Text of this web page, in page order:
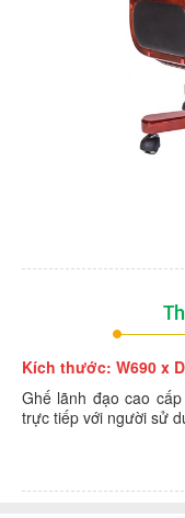
Kích thước: W690 x
Ghế lãnh đạo cao
trực tiếp với người sử